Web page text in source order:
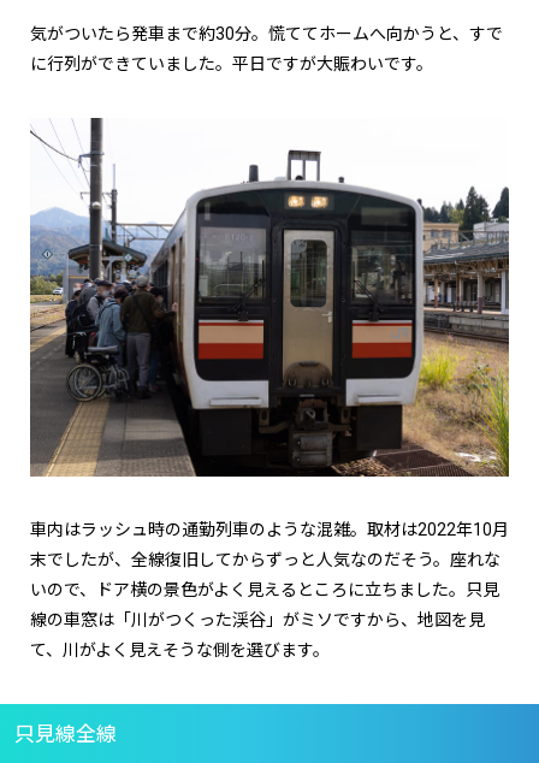
気がついたら発車まで約30分。慌ててホームへ向かうと、すで
に行列ができていました。平日ですが大賑わいです。
車内はラッシュ時の通勤列車のような混雑。取材は2022年10月
末でしたが、全線復旧してからずっと人気なのだそう。座れな
いので、ドア横の景色がよく見えるところに立ちました。只見
線の車窓は「川がつくった渓谷」がミソですから、地図を見
て、川がよく見えそうな側を選びます。
只見線全線